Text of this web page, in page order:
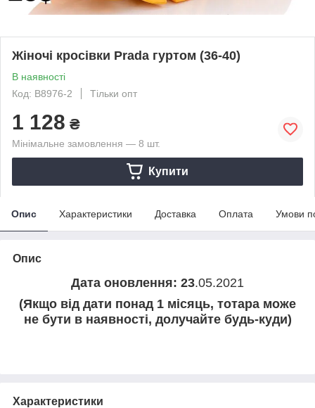
Жіночі кросівки Prada гуртом (36-40)
В наявності
Код: B8976-2
Тільки опт
1 128 ₴
Мінімальне замовлення — 8 шт.
Купити
Опис Характеристики Доставка Оплата Умови
Опис
Дата оновлення: 23.05.2021
(Якщо від дати понад 1 місяць, тотара може
не бути в наявності, долучайте будь-куди)
Характеристики